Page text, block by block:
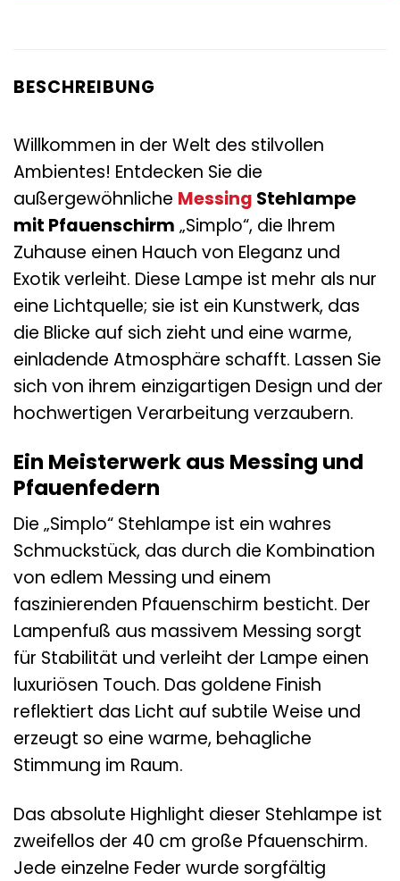
BESCHREIBUNG
Willkommen in der Welt des stilvollen
Ambientes! Entdecken Sie die
außergewöhnliche Messing Stehlampe
mit Pfauenschirm „Simplo“, die Ihrem
Zuhause einen Hauch von Eleganz und
Exotik verleiht. Diese Lampe ist mehr als nur
eine Lichtquelle; sie ist ein Kunstwerk, das
die Blicke auf sich zieht und eine warme,
einladende Atmosphäre schafft. Lassen Sie
sich von ihrem einzigartigen Design und der
hochwertigen Verarbeitung verzaubern.
Ein Meisterwerk aus Messing und
Pfauenfedern
Die „Simplo“ Stehlampe ist ein wahres
Schmuckstück, das durch die Kombination
von edlem Messing und einem
faszinierenden Pfauenschirm besticht. Der
Lampenfuß aus massivem Messing sorgt
für Stabilität und verleiht der Lampe einen
luxuriösen Touch. Das goldene Finish
reflektiert das Licht auf subtile Weise und
erzeugt so eine warme, behagliche
Stimmung im Raum.
Das absolute Highlight dieser Stehlampe ist
zweifellos der 40 cm große Pfauenschirm.
Jede einzelne Feder wurde sorgfältig